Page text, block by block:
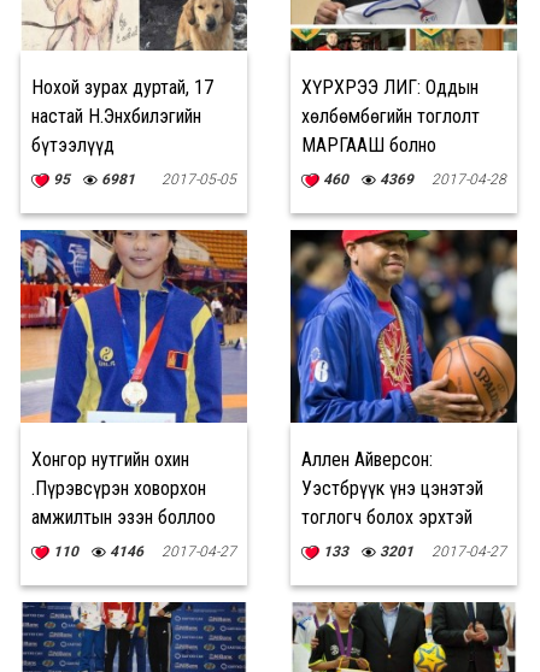
Нохой зурах дуртай, 17
настай Н.Энхбилэгийн
бүтээлүүд
95 6981 2017-05-05
ХҮРХРЭЭ ЛИГ: Оддын
хөлбөмбөгийн тоглолт
МАРГААШ болно
460 4369 2017-04-28
Хонгор нутгийн охин
Ө.Пүрэвсүрэн ховорхон
амжилтын эзэн боллоо
110 4146 2017-04-27
Аллен Айверсон:
Уэстбрүүк үнэ цэнэтэй
тоглогч болох эрхтэй
133 3201 2017-04-27